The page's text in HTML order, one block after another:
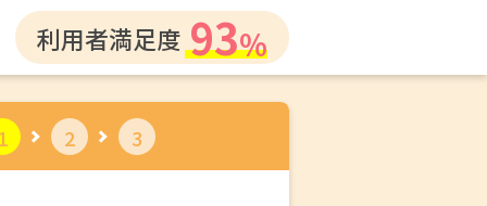
利用者満足度 93
2 3